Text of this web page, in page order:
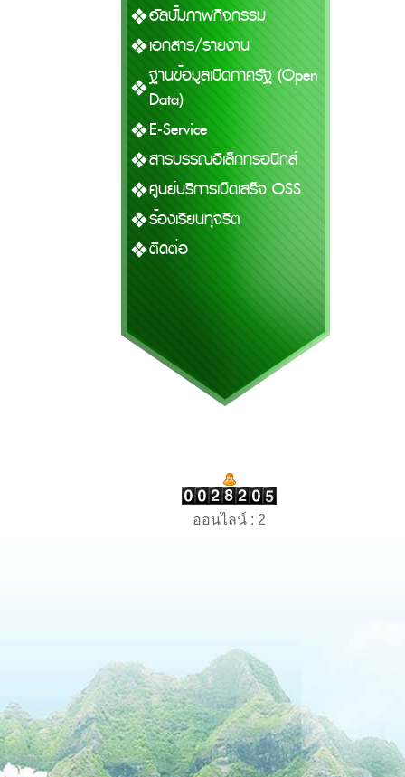
อัลบั้มภาพกิจกรรม
เอกสาร/รายงาน
ฐานข้อมูลเปิดภาครัฐ (Open
Data)
E-Service
สารบรรณอิเล็กทรอนิกส์
ศูนย์บริการเบ็ดเสร็จ OSS
ร้องเรียนทุจริต
ติดต่อ
ออนไลน์ : 2